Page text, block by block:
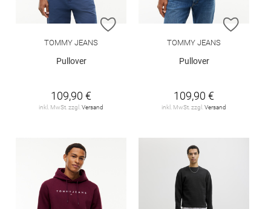
ZUR WUNSCHLISTE HINZUFÜGEN
TOMMY JEANS
Pullover
109,90 €
inkl. MwSt. zzgl. Versand
ZUR
TOMMY JEANS
Pullover
109,90 €
inkl. MwSt. zzgl. Versand